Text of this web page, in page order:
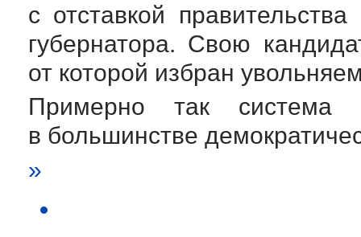
с отставкой
губернатора. Свою
от которой избран
Примерно так система
в большинстве
»